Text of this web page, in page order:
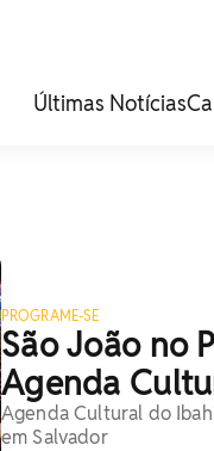
Últimas Notícias
PROGRAME-SE
São João no
Agenda
Agenda Cultural do
em Salvador